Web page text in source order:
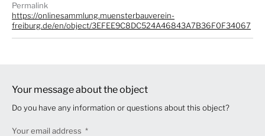
Permalink
https://onlinesammlung.muensterbauverein-
freiburg.de/en/object/3EFEE9C8DC524A46843A7B36F0F34067
Your message about the object
Do you have any information or questions about this object?
Your email address